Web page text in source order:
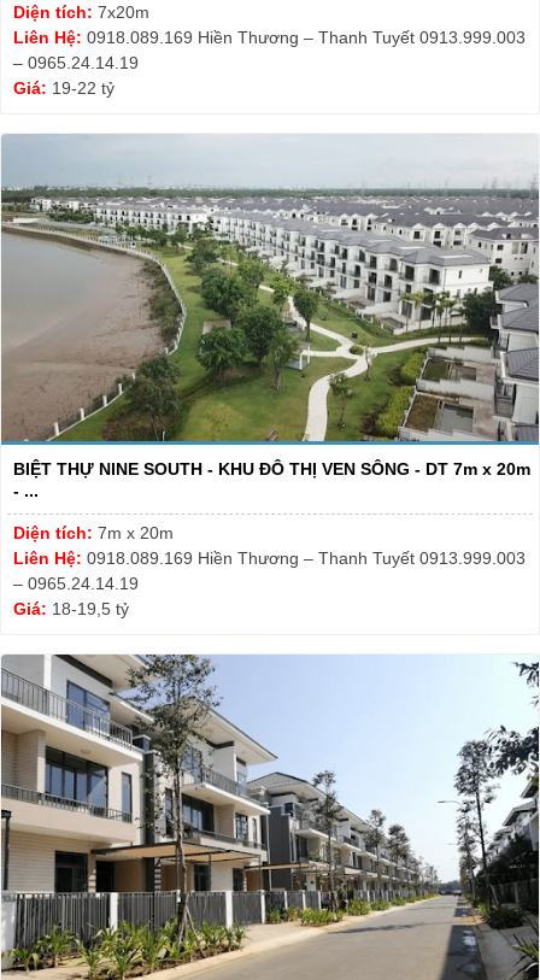
Diện tích: 7x20m
Liên Hệ: 0918.089.169 Hiền Thương – Thanh Tuyết 0913.999.003
– 0965.24.14.19
Giá: 19-22 tỷ
BIỆT THỰ NINE SOUTH - KHU ĐÔ THỊ VEN SÔNG - DT 7m x 20m
- ...
Diện tích: 7m x 20m
Liên Hệ: 0918.089.169 Hiền Thương – Thanh Tuyết 0913.999.003
– 0965.24.14.19
Giá: 18-19,5 tỷ